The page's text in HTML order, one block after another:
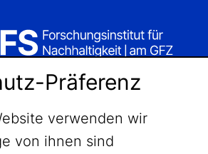
Präferenz
verwenden wir
von ihnen sind